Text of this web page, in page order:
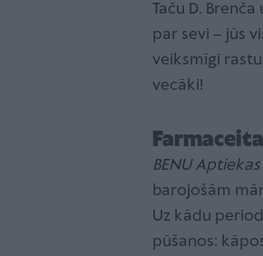
Taču D.
par sevi – jūs
veiksmīgi
vecāki!
BENU Aptiekas
barojošām
Uz kādu
pūšanos: